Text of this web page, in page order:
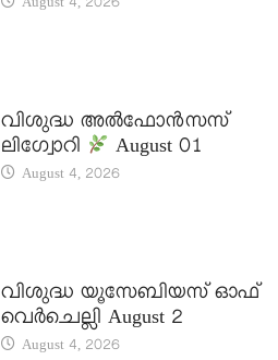
August 4, 2026
വിശുദ്ധ അൽഫോൻസസ്
ലിഗ്വോറി
August 01
August 4, 2026
വിശുദ്ധ യൂസേബിയസ് ഓഫ്
വെർചെല്ലി August 2
August 4, 2026